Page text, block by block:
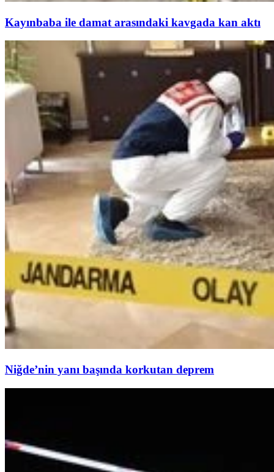
Kayınbaba ile damat arasındaki kavgada kan aktı
Niğde’nin yanı başında korkutan deprem